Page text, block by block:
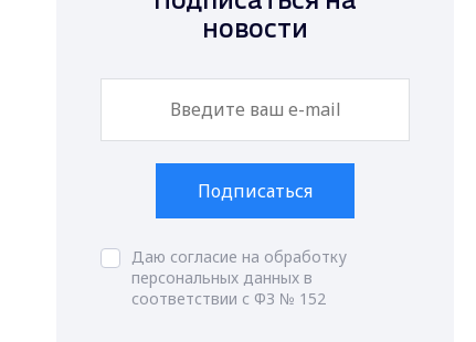
новости
Подписаться
Даю согласие на обработку
персональных данных в
соответствии с ФЗ № 152